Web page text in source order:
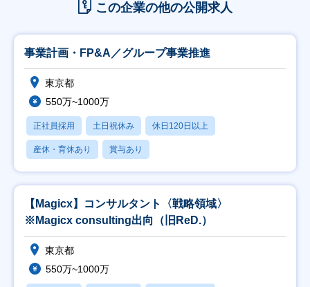
この企業の他の公開求人
事業計画・FP&A／グループ事業推進
東京都
550万~1000万
正社員採用 土日祝休み 休日120日以上
産休・育休あり 賞与あり
【Magicx】コンサルタント〈戦略領域〉
※Magicx consulting出向（旧ReD.）
東京都
550万~1000万